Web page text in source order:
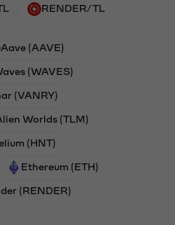
RENDER/TL
Aave (AAVE)
(WAVES)
(VANRY)
Worlds (TLM)
(HNT)
Ethereum (ETH)
(RENDER)